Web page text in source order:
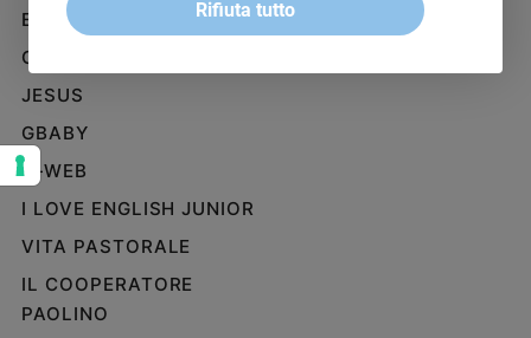
valore
della
settimana
Migranti
Diversità
e
inclusione
Costume
Cultura
e
EDIZIONI SAN PAOLO
CREDERE
JESUS
GBABY
G-WEB
I LOVE ENGLISH JUNIOR
VITA PASTORALE
IL COOPERATORE
PAOLINO
Rifiuta tutto